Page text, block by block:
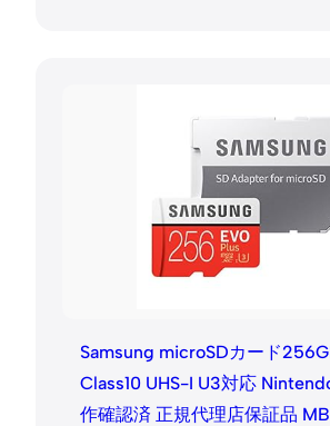
Samsung microSDカード
Class10 UHS-I U3対応
作確認済 正規代理店保証品